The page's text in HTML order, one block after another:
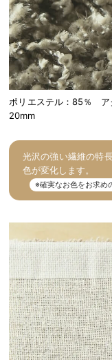
ポリエステル：85％
20mm
光沢の強い繊維の特
色が変化します。
※確実なお色をお求め